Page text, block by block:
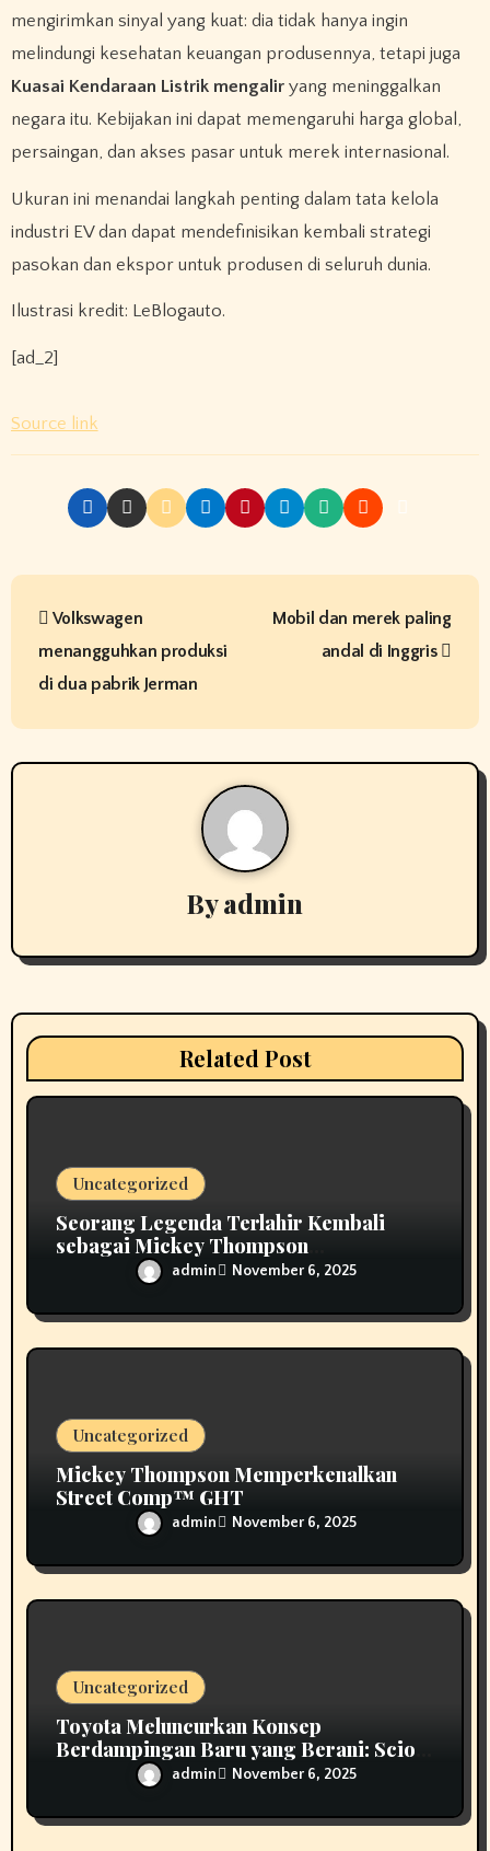
mengirimkan sinyal yang kuat: dia tidak hanya ingin
melindungi kesehatan keuangan produsennya, tetapi juga
Kuasai Kendaraan Listrik mengaliryang meninggalkan
negara itu. Kebijakan ini dapat memengaruhi harga global,
persaingan, dan akses pasar untuk merek internasional.
Ukuran ini menandai langkah penting dalam tata kelola
industri EV dan dapat mendefinisikan kembali strategi
pasokan dan ekspor untuk produsen di seluruh dunia.
Ilustrasi kredit: LeBlogauto.
[ad_2]
Source link
P
t
n
g
a
Volkswagen
menangguhkan produksi
di dua pabrik Jerman
Mobil dan merek paling
andal di Inggris
Byadmin
Related Post
Uncategorized
Seorang Legenda Terlahir Kembali
sebagai Mickey Thompson
Memperkenalkan Roda Tempa Klasik
admin November 6, 2025
Uncategorized
Mickey Thompson Memperkenalkan
Street Comp™ GHT
admin November 6, 2025
Uncategorized
Toyota Meluncurkan Konsep
Berdampingan Baru yang Berani: Scion
admin November 6, 2025